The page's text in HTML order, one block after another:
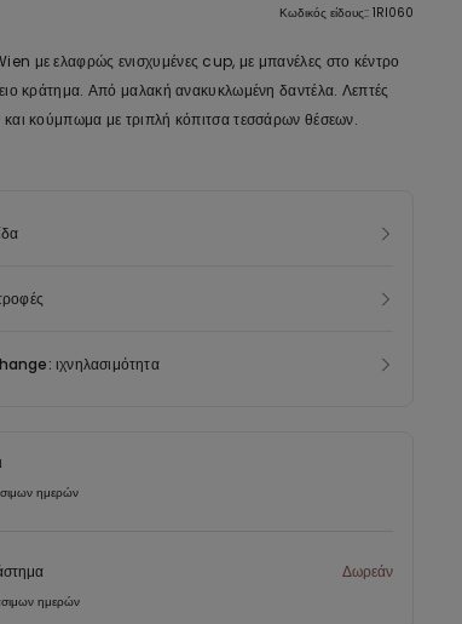
Κωδικός είδους:: 1RI060
με ελαφρώς ενισχυμένες cup, με μπανέλες στο κέντρο
κράτημα. Από μαλακή ανακυκλωμένη δαντέλα. Λεπτές
και κούμπωμα με τριπλή κόπιτσα τεσσάρων θέσεων.
του προϊόντος αυτού έχει κατασκευαστεί από 100%
φθάσει ακόμη στον τελικό καταναλωτή.
ιχνηλασιμότητα
ημερών
Δωρεάν
ημερών